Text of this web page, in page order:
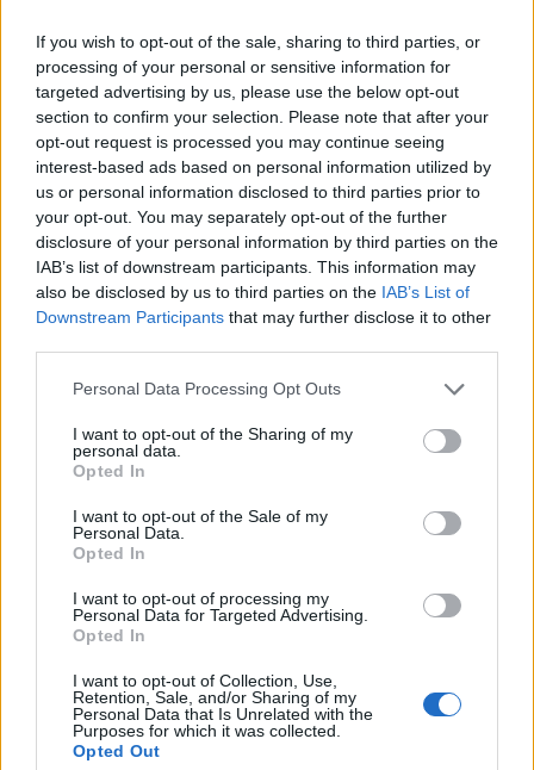
If you wish to opt-out of the sale, sharing to third parties, or
processing of your personal or sensitive information for
targeted advertising by us, please use the below opt-out
section to confirm your selection. Please note that after your
opt-out request is processed you may continue seeing
interest-based ads based on personal information utilized by
us or personal information disclosed to third parties prior to
your opt-out. You may separately opt-out of the further
disclosure of your personal information by third parties on the
IAB’s list of downstream participants. This information may
also be disclosed by us to third parties on the IAB’s List of
Downstream Participants that may further disclose it to other
Personal Data Processing Opt Outs
I want to opt-out of the Sharing of my
personal data.
Opted In
I want to opt-out of the Sale of my
Personal Data.
Opted In
I want to opt-out of processing my
Personal Data for Targeted Advertising.
Opted In
I want to opt-out of Collection, Use,
Retention, Sale, and/or Sharing of my
Personal Data that Is Unrelated with the
Purposes for which it was collected.
Opted Out
Büntetőfeljelentést tett csütörtökön Majka
romániai jogi képviselője a sepsiszentgyörgyi Sic
Feszt fesztiválra tervezett koncert lemondását
kiváltó fenyegetés ügyében.
FŐTÉR
Már csak 4-5 napig működhet a jelenlegi
körülmények között a cernavodai
atomerőmű
Százszázalékos kamatra adott kölcsönt a
letartóztatott uzsorás. Akár 40 fok is várható